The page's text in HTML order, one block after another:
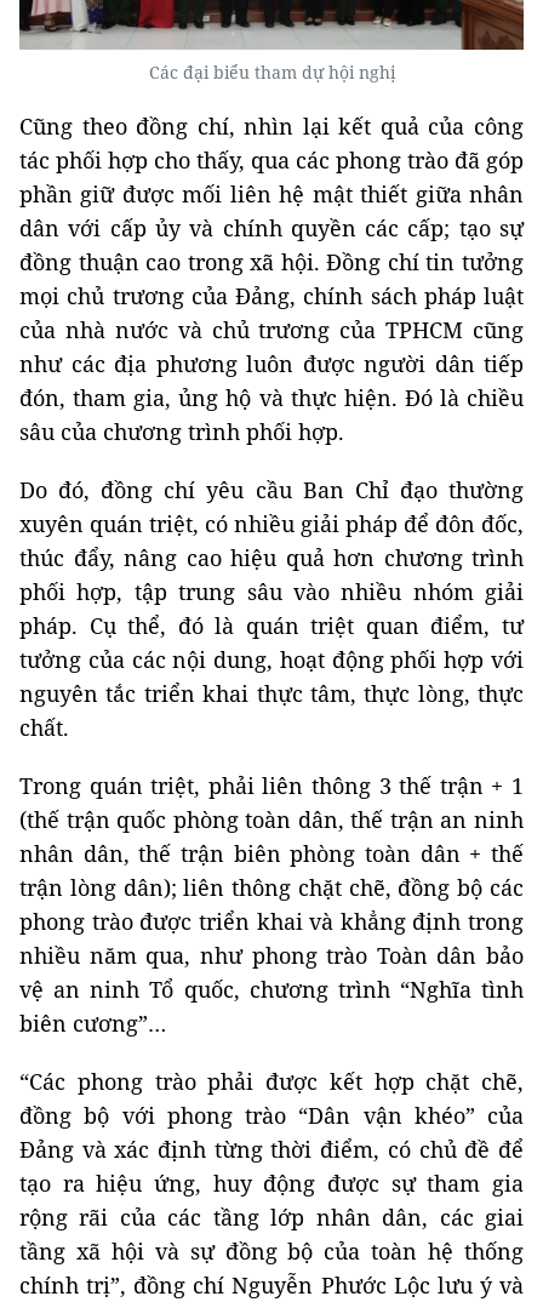
Các đại biểu tham dự hội nghị
Cũng theo đồng chí, nhìn lại kết quả của công
tác phối hợp cho thấy, qua các phong trào đã góp
phần giữ được mối liên hệ mật thiết giữa nhân
dân với cấp ủy và chính quyền các cấp; tạo sự
đồng thuận cao trong xã hội. Đồng chí tin tưởng
mọi chủ trương của Đảng, chính sách pháp luật
của nhà nước và chủ trương của TPHCM cũng
như các địa phương luôn được người dân tiếp
đón, tham gia, ủng hộ và thực hiện. Đó là chiều
sâu của chương trình phối hợp.
Do đó, đồng chí yêu cầu Ban Chỉ đạo thường
xuyên quán triệt, có nhiều giải pháp để đôn đốc,
thúc đẩy, nâng cao hiệu quả hơn chương trình
phối hợp, tập trung sâu vào nhiều nhóm giải
pháp. Cụ thể, đó là quán triệt quan điểm, tư
tưởng của các nội dung, hoạt động phối hợp với
nguyên tắc triển khai thực tâm, thực lòng, thực
chất.
Trong quán triệt, phải liên thông 3 thế trận + 1
(thế trận quốc phòng toàn dân, thế trận an ninh
nhân dân, thế trận biên phòng toàn dân + thế
trận lòng dân); liên thông chặt chẽ, đồng bộ các
phong trào được triển khai và khẳng định trong
nhiều năm qua, như phong trào Toàn dân bảo
vệ an ninh Tổ quốc, chương trình “Nghĩa tình
biên cương”…
“Các phong trào phải được kết hợp chặt chẽ,
đồng bộ với phong trào “Dân vận khéo” của
Đảng và xác định từng thời điểm, có chủ đề để
tạo ra hiệu ứng, huy động được sự tham gia
rộng rãi của các tầng lớp nhân dân, các giai
tầng xã hội và sự đồng bộ của toàn hệ thống
chính trị”, đồng chí Nguyễn Phước Lộc lưu ý và